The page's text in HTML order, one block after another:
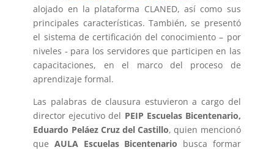
alojado en la plataforma CLANED, así como sus
principales características. También, se presentó
el sistema de certificación del conocimiento – por
niveles - para los servidores que participen en las
capacitaciones, en el marco del proceso de
aprendizaje formal.
Las palabras de clausura estuvieron a cargo del
director ejecutivo del PEIP Escuelas Bicentenario,
Eduardo Peláez Cruz del Castillo, quien mencionó
queAULA Escuelas Bicentenario busca formar